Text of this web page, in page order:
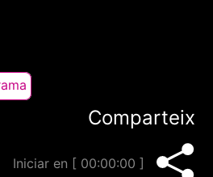
Comparteix
Iniciar en [ 00:00:00 ]